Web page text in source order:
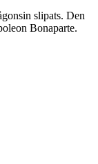
slipats. Den
Bonaparte.